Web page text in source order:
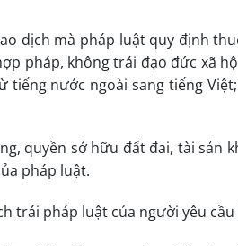
dịch mà pháp luật quy định
pháp, không trái đạo đức xã
nước ngoài sang tiếng
quyền sở hữu đất đai, tài sản
pháp luật.
trái pháp luật của người yêu cầu